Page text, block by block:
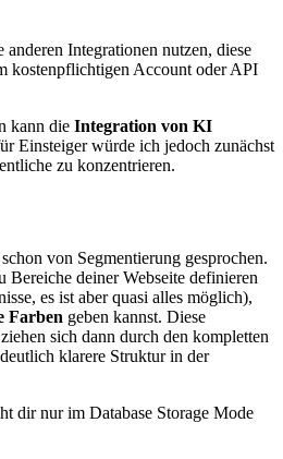
Integrationen nutzen, diese
kostenpflichtigen Account oder API
kann die Integration von KI
Einsteiger würde ich jedoch zunächst
zu konzentrieren.
von Segmentierung gesprochen.
Bereiche deiner Webseite definieren
es ist aber quasi alles möglich),
Farben geben kannst. Diese
sich dann durch den kompletten
klarere Struktur in der
dir nur im Database Storage Mode